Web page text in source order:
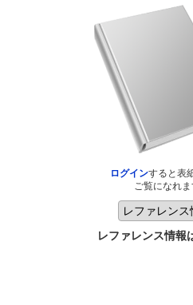
ログインすると表
ご覧になれま
レファレンス情報